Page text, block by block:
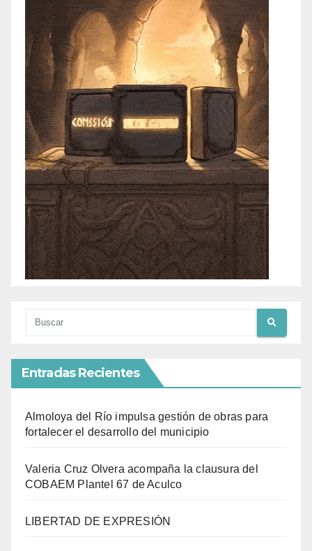
Entradas Recientes
Almoloya del Río impulsa gestión de obras para
fortalecer el desarrollo del municipio
Valeria Cruz Olvera acompaña la clausura del
COBAEM Plantel 67 de Aculco
LIBERTAD DE EXPRESIÓN